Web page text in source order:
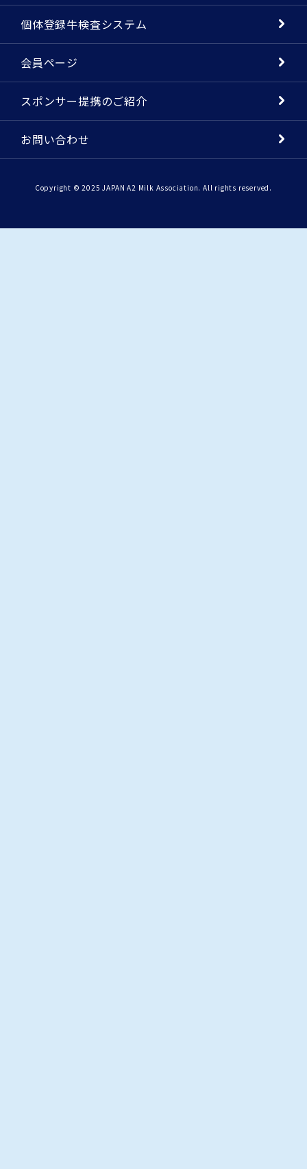
個体登録牛検査システム
会員ページ
スポンサー提携のご紹介
お問い合わせ
Copyright © 2025 JAPAN A2 Milk Association. All rights reserved.